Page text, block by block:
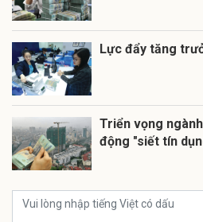
Lực đẩy tăng
Triển vọng
động "siết tín